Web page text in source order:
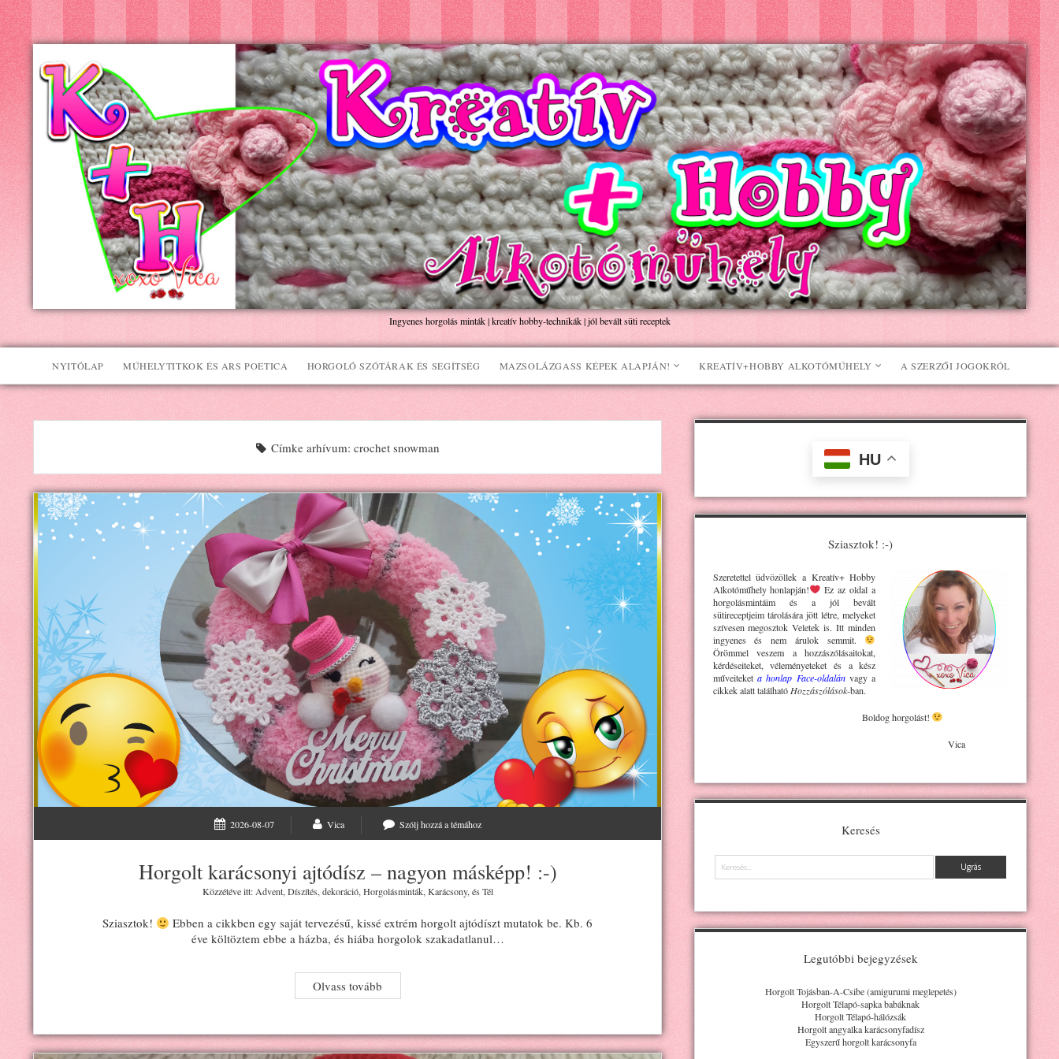
Kreatív+Hobby
Alkotóműhely
Ingyenes horgolás minták | kreatív hobby-technikák | jól bevált süti receptek
NYITÓLAP MŰHELYTITKOK ÉS ARS POETICA HORGOLÓ SZÓTÁRAK ÉS SEGÍTSÉG MAZSOLÁZGASS KÉPEK ALAPJÁN! KREATÍV+HOBBY ALKOTÓMŰHELY A SZERZŐI JOGOKRÓL
Címke arhívum: crochet snowman
2026-08-07 Vica Szólj hozzá a témához
Horgolt karácsonyi ajtódísz – nagyon másképp! :-)
Közzétéve itt: Advent, Díszítés, dekoráció, Horgolásminták, Karácsony, ésTél
Sziasztok!
Ebben a cikkben egy saját tervezésű, kissé extrém horgolt ajtódíszt mutatok be. Kb. 6
éve költöztem ebbe a házba, és hiába horgolok szakadatlanul…
Olvass tovább
karácsonyi
–
nagyon
HU
Sziasztok! :-)
Szeretettel üdvözöllek a Kreatív+ Hobby
Alkotóműhelyhonlapján!
Ez az oldal a
horgolásmintáim és a jól bevált
sütireceptjeim tárolására jött létre, melyeket
szívesen megosztok Veletek is. Itt minden
ingyenes és nem árulok semmit.
Örömmel veszem a hozzászólásaitokat,
kérdéseiteket, véleményeteket és a kész
műveiteket a honlap Face-oldalánvagy a
cikkek alatt található Hozzászólások-ban.
Boldog horgolást!
Vica
Keresés
Keresés
Legutóbbi bejegyzések
Horgolt Tojásban-A-Csibe (amigurumi meglepetés)
Horgolt Télapó-sapka babáknak
Horgolt Télapó-hálózsák
Horgolt angyalka karácsonyfadísz
Egyszerű horgolt karácsonyfa